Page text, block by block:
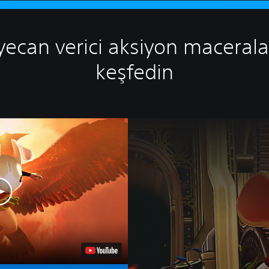
verici aksiyon
keşfedin